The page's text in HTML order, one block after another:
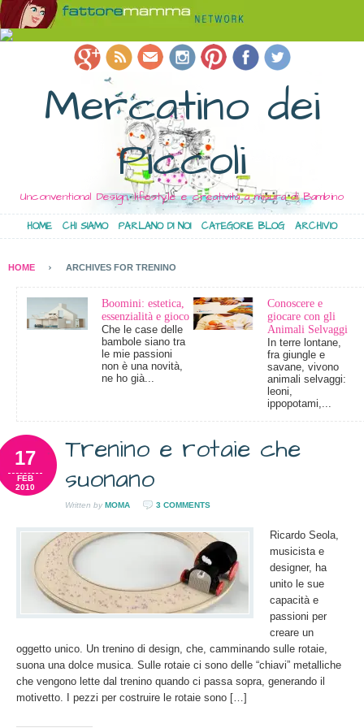
Mercatino dei
Piccoli
Unconventional Design, lifestyle e creatività a misura di Bambino
HOME CHI SIAMO PARLANO DI NOI CATEGORIE BLOG ARCHIVIO
HOME ARCHIVES FOR TRENINO
Boomini: estetica,
essenzialità e gioco
Che le case delle
bambole siano tra
le mie passioni
non è una novità,
ne ho già...
Conoscere e
giocare con gli
Animali Selvaggi
In terre lontane,
fra giungle e
savane, vivono
animali selvaggi:
leoni,
ippopotami,...
Trenino e rotaie che
suonano
17
FEB
2010
Written by MOMA 3 COMMENTS
Ricardo Seola,
musicista e
designer, ha
unito le sue
capacità e
passioni per
creare un
oggetto unico. Un trenino di design, che, camminando sulle rotaie,
suona una dolce musica. Sulle rotaie ci sono delle “chiavi” metalliche
che vengono lette dal trenino quando ci passa sopra, generando il
motivetto. I pezzi per costruire le rotaie sono […]